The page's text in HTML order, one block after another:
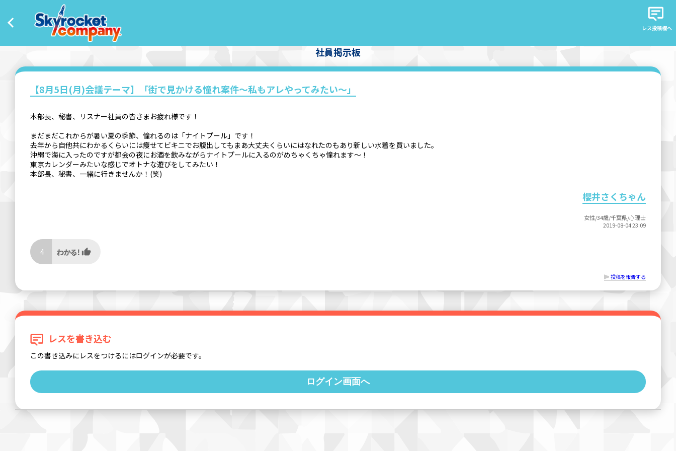
レス投稿欄へ
社員掲示板
【8月5日(月)会議テーマ】「街で見かける憧れ案件～私もアレやってみたい～」
本部長、秘書、リスナー社員の皆さまお疲れ様です！
まだまだこれからが暑い夏の季節、憧れるのは「ナイトプール」です！
去年から自他共にわかるくらいには痩せてビキニでお腹出してもまあ大丈夫くらいにはなれたのもあり新しい水着を買いました。
沖縄で海に入ったのですが都会の夜にお酒を飲みながらナイトプールに入るのがめちゃくちゃ憧れます～！
東京カレンダーみたいな感じでオトナな遊びをしてみたい！
本部長、秘書、一緒に行きませんか！(笑)
櫻井さくちゃん
女性/34歳/千葉県/心理士
2019-08-04 23:09
4
投稿を報告する
レスを書き込む
この書き込みにレスをつけるにはログインが必要です。
ログイン画面へ